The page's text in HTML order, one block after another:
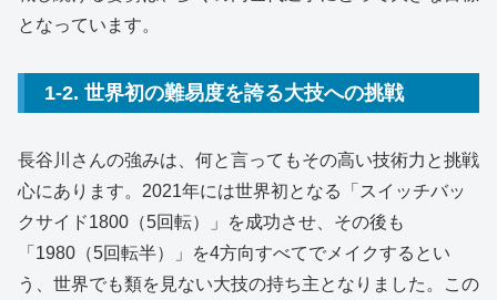
となっています。
1-2. 世界初の難易度を誇る大技への挑戦
長谷川さんの強みは、何と言ってもその高い技術力と挑戦
心にあります。2021年には世界初となる「スイッチバッ
クサイド1800（5回転）」を成功させ、その後も
「1980（5回転半）」を4方向すべてでメイクするとい
う、世界でも類を見ない大技の持ち主となりました。
この